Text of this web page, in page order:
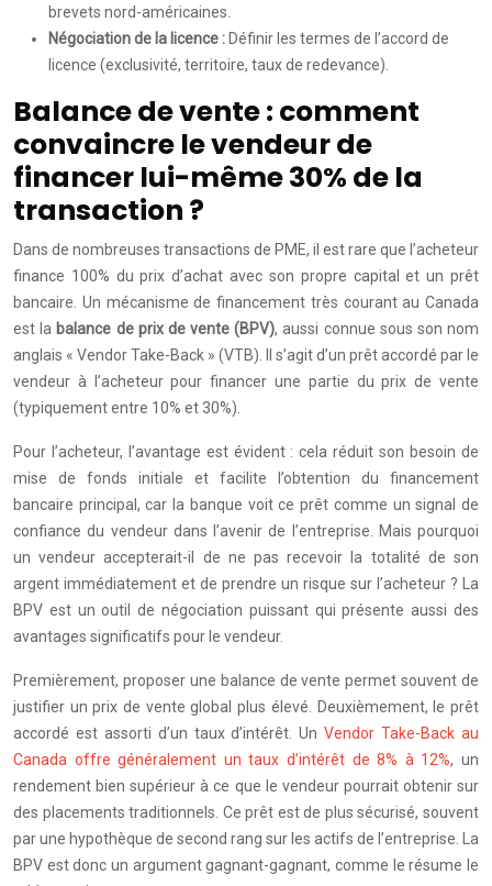
brevets nord-américaines.
Négociation de la licence : Définir les termes de l’accord de
licence (exclusivité, territoire, taux de redevance).
Balance de vente : comment
convaincre le vendeur de
financer lui-même 30% de la
transaction ?
Dans de nombreuses transactions de PME, il est rare que l’acheteur
finance 100% du prix d’achat avec son propre capital et un prêt
bancaire. Un mécanisme de financement très courant au Canada
est la balance de prix de vente (BPV), aussi connue sous son nom
anglais « Vendor Take-Back » (VTB). Il s’agit d’un prêt accordé par le
vendeur à l’acheteur pour financer une partie du prix de vente
(typiquement entre 10% et 30%).
Pour l’acheteur, l’avantage est évident : cela réduit son besoin de
mise de fonds initiale et facilite l’obtention du financement
bancaire principal, car la banque voit ce prêt comme un signal de
confiance du vendeur dans l’avenir de l’entreprise. Mais pourquoi
un vendeur accepterait-il de ne pas recevoir la totalité de son
argent immédiatement et de prendre un risque sur l’acheteur ? La
BPV est un outil de négociation puissant qui présente aussi des
avantages significatifs pour le vendeur.
Premièrement, proposer une balance de vente permet souvent de
justifier un prix de vente global plus élevé. Deuxièmement, le prêt
accordé est assorti d’un taux d’intérêt. UnVendor Take-Back au
Canada offre généralement un taux d’intérêt de 8% à 12%, un
rendement bien supérieur à ce que le vendeur pourrait obtenir sur
des placements traditionnels. Ce prêt est de plus sécurisé, souvent
par une hypothèque de second rang sur les actifs de l’entreprise. La
BPV est donc un argument gagnant-gagnant, comme le résume le